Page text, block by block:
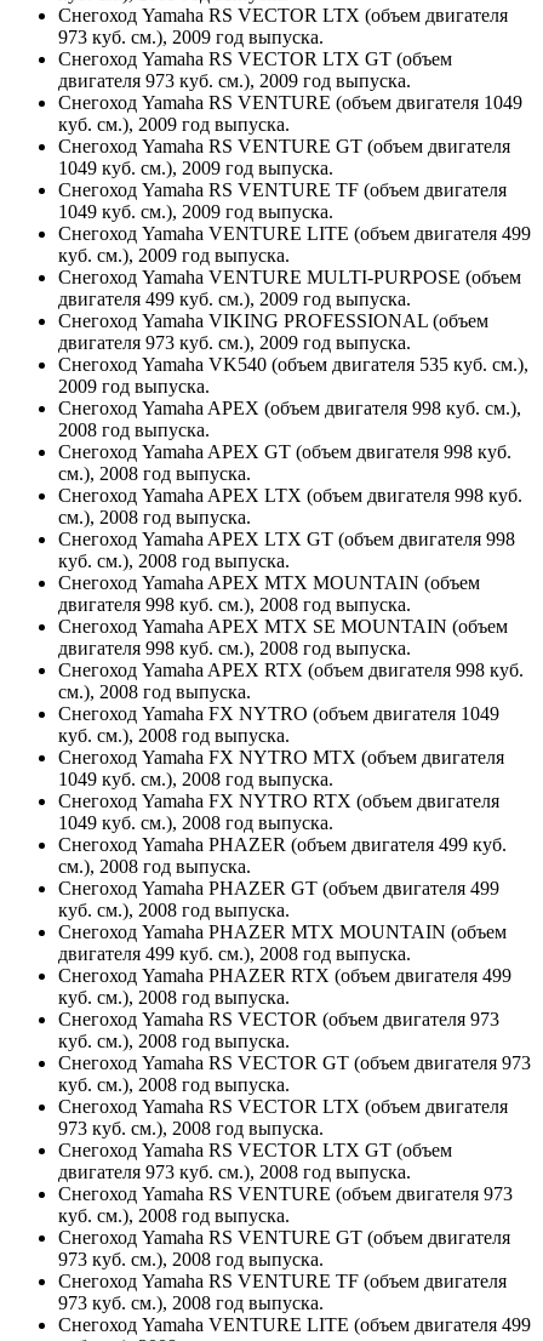
Снегоход Yamaha RS VECTOR LTX (объем двигателя
973 куб. см.), 2009 год выпуска.
Снегоход Yamaha RS VECTOR LTX GT (объем
двигателя 973 куб. см.), 2009 год выпуска.
Снегоход Yamaha RS VENTURE (объем двигателя 1049
куб. см.), 2009 год выпуска.
Снегоход Yamaha RS VENTURE GT (объем двигателя
1049 куб. см.), 2009 год выпуска.
Снегоход Yamaha RS VENTURE TF (объем двигателя
1049 куб. см.), 2009 год выпуска.
Снегоход Yamaha VENTURE LITE (объем двигателя 499
куб. см.), 2009 год выпуска.
Снегоход Yamaha VENTURE MULTI-PURPOSE (объем
двигателя 499 куб. см.), 2009 год выпуска.
Снегоход Yamaha VIKING PROFESSIONAL (объем
двигателя 973 куб. см.), 2009 год выпуска.
Снегоход Yamaha VK540 (объем двигателя 535 куб. см.),
2009 год выпуска.
Снегоход Yamaha APEX (объем двигателя 998 куб. см.),
2008 год выпуска.
Снегоход Yamaha APEX GT (объем двигателя 998 куб.
см.), 2008 год выпуска.
Снегоход Yamaha APEX LTX (объем двигателя 998 куб.
см.), 2008 год выпуска.
Снегоход Yamaha APEX LTX GT (объем двигателя 998
куб. см.), 2008 год выпуска.
Снегоход Yamaha APEX MTX MOUNTAIN (объем
двигателя 998 куб. см.), 2008 год выпуска.
Снегоход Yamaha APEX MTX SE MOUNTAIN (объем
двигателя 998 куб. см.), 2008 год выпуска.
Снегоход Yamaha APEX RTX (объем двигателя 998 куб.
см.), 2008 год выпуска.
Снегоход Yamaha FX NYTRO (объем двигателя 1049
куб. см.), 2008 год выпуска.
Снегоход Yamaha FX NYTRO MTX (объем двигателя
1049 куб. см.), 2008 год выпуска.
Снегоход Yamaha FX NYTRO RTX (объем двигателя
1049 куб. см.), 2008 год выпуска.
Снегоход Yamaha PHAZER (объем двигателя 499 куб.
см.), 2008 год выпуска.
Снегоход Yamaha PHAZER GT (объем двигателя 499
куб. см.), 2008 год выпуска.
Снегоход Yamaha PHAZER MTX MOUNTAIN (объем
двигателя 499 куб. см.), 2008 год выпуска.
Снегоход Yamaha PHAZER RTX (объем двигателя 499
куб. см.), 2008 год выпуска.
Снегоход Yamaha RS VECTOR (объем двигателя 973
куб. см.), 2008 год выпуска.
Снегоход Yamaha RS VECTOR GT (объем двигателя 973
куб. см.), 2008 год выпуска.
Снегоход Yamaha RS VECTOR LTX (объем двигателя
973 куб. см.), 2008 год выпуска.
Снегоход Yamaha RS VECTOR LTX GT (объем
двигателя 973 куб. см.), 2008 год выпуска.
Снегоход Yamaha RS VENTURE (объем двигателя 973
куб. см.), 2008 год выпуска.
Снегоход Yamaha RS VENTURE GT (объем двигателя
973 куб. см.), 2008 год выпуска.
Снегоход Yamaha RS VENTURE TF (объем двигателя
973 куб. см.), 2008 год выпуска.
Снегоход Yamaha VENTURE LITE (объем двигателя 499